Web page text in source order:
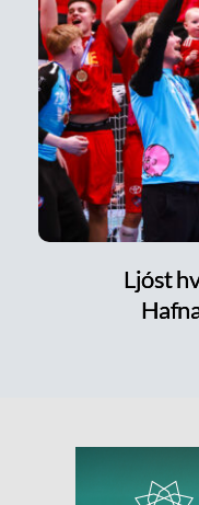
Ljóst